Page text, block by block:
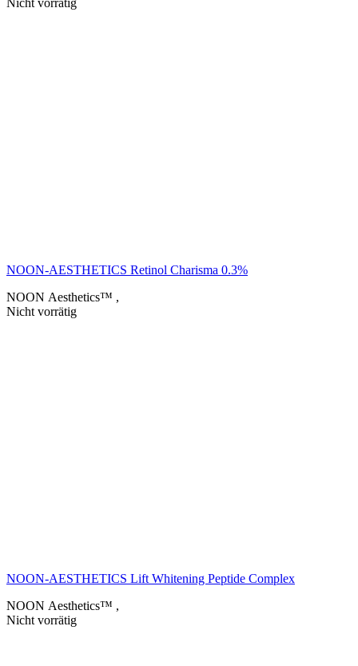
NOON-AESTHETICS Retinol Charisma 0.3%
NOON Aesthetics™ ,
Nicht vorrätig
NOON-AESTHETICS Lift Whitening Peptide Complex
NOON Aesthetics™ ,
Nicht vorrätig